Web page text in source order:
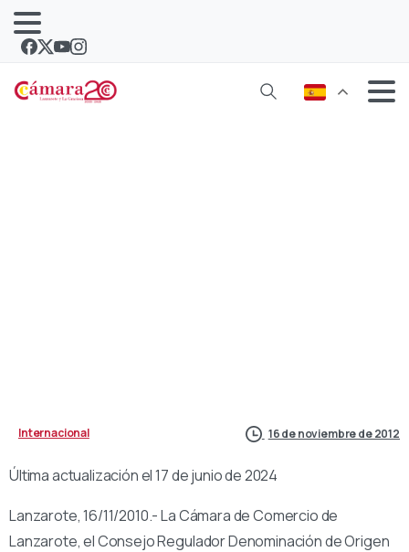
Internacional 16 de noviembre de 2012
Última actualización el 17 de junio de 2024
Lanzarote, 16/11/2010.- La Cámara de Comercio de
Lanzarote, el Consejo Regulador Denominación de Origen